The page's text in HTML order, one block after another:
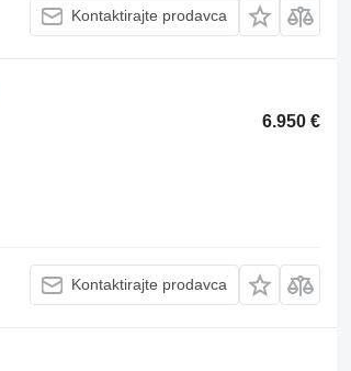
Kontaktirajte prodavca
6.950 €
Kontaktirajte prodavca